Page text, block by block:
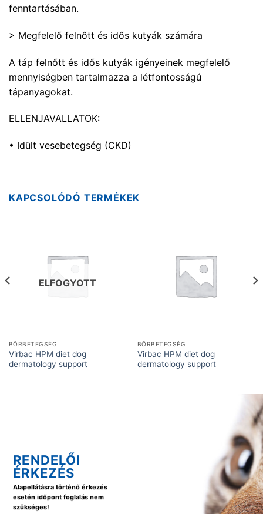
fenntartásában.
> Megfelelő felnőtt és idős kutyák számára
A táp felnőtt és idős kutyák igényeinek megfelelő
mennyiségben tartalmazza a létfontosságú
tápanyagokat.
ELLENJAVALLATOK:
• Idült vesebetegség (CKD)
KAPCSOLÓDÓ TERMÉKEK
ELFOGYOTT
BŐRBETEGSÉG
Virbac HPM diet dog
dermatology support
BŐRBETEGSÉG
Virbac HPM diet dog
dermatology support
RENDELŐI
ÉRKEZÉS
Alapellátásra történő érkezés
esetén időpont foglalás nem
szükséges!